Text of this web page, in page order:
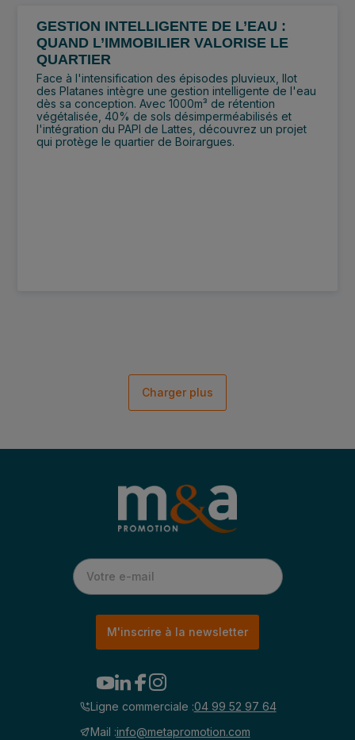
GESTION INTELLIGENTE DE L’EAU :
QUAND L’IMMOBILIER VALORISE LE
QUARTIER
Face à l'intensification des épisodes pluvieux, Ilot
des Platanes intègre une gestion intelligente de l'eau
dès sa conception. Avec 1000m³ de rétention
végétalisée, 40% de sols désimperméabilisés et
l'intégration du PAPI de Lattes, découvrez un projet
qui protège le quartier de Boirargues.
Charger plus
Ligne commerciale :04 99 52 97 64
Mail :info@metapromotion.com
M'inscrire à la newsletter